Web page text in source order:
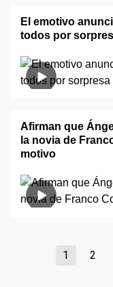
El emotivo
todos por
Afirman que
la novia de
motivo
1 2